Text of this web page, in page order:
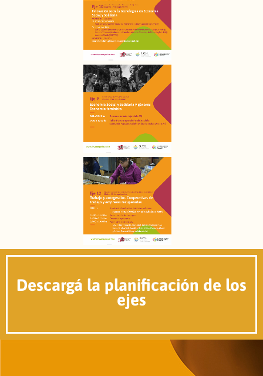
Descargá la planificación de los
ejes